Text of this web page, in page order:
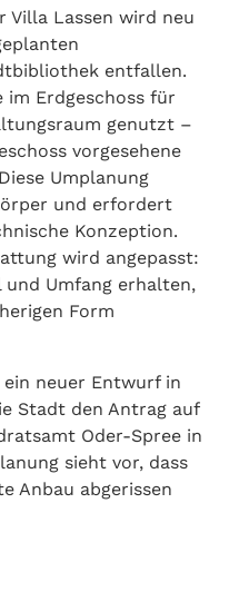
Villa Lassen wird neu
entfallen.
im Erdgeschoss für
genutzt –
vorgesehene
Umplanung
und erfordert
Konzeption.
wird angepasst:
Umfang erhalten,
Form
neuer Entwurf in
Stadt den Antrag auf
Oder-Spree in
sieht vor, dass
Anbau abgerissen